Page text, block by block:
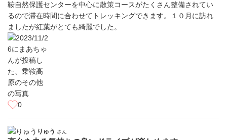
鞍自然保護センターを中心に散策コースがたくさん整備されてい
るので滞在時間に合わせてトレッキングできます。１０月に訪れ
ましたが紅葉がとても綺麗でした。
0
りゅう さん